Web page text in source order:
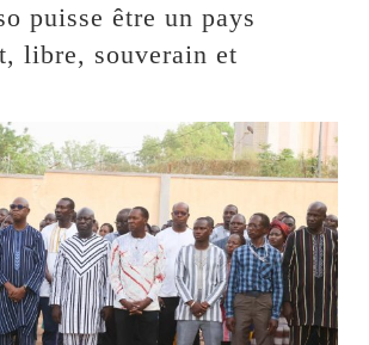
puisse être un pays
libre, souverain et